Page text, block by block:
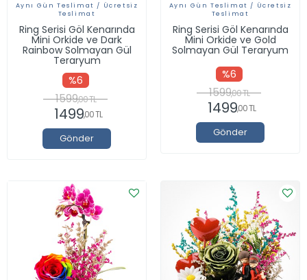
Aynı Gün Teslimat / Ücretsiz
Teslimat
Ring Serisi Göl Kenarında
Mini Orkide ve Dark
Rainbow Solmayan Gül
Teraryum
%6
1599,00 TL
1499,00 TL
Gönder
Aynı Gün Teslimat / Ücretsiz
Teslimat
Ring Serisi Göl Kenarında
Mini Orkide ve Gold
Solmayan Gül Teraryum
%6
1599,00 TL
1499,00 TL
Gönder